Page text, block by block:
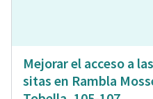
Mejorar el acceso a
sitas en Rambla